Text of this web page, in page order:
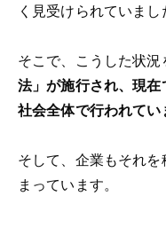
く見受けられていまし
そこで、こうした状況
法」が施行され、現
社会全体で行われてい
そして、企業もそれ
まっています。